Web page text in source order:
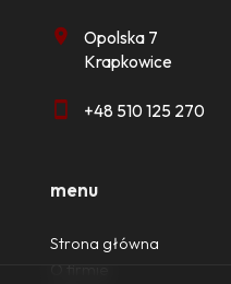
Opolska 7
Krapkowice
+48 510 125 270
menu
Strona główna